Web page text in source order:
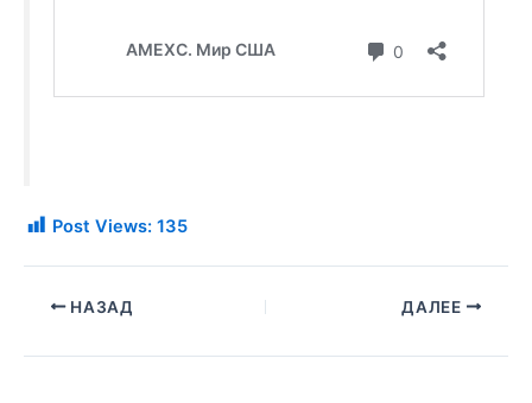
Post Views: 135
НАЗАД ДАЛЕЕ